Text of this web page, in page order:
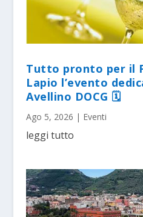
Tutto pronto per il
Lapio l’evento
Avellino DOCG 🗓
Ago 5, 2026 | Eventi
leggi tutto